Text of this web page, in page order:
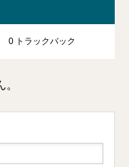
0 トラックバック